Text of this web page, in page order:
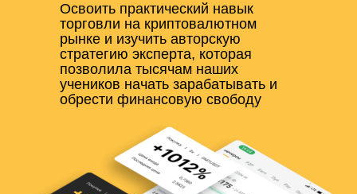
Освоить практический навык
торговли на криптовалютном
рынке и изучить авторскую
стратегию эксперта, которая
позволила тысячам наших
учеников начать зарабатывать и
обрести финансовую свободу